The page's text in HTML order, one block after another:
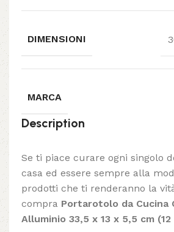
DIMENSIONI
MARCA
Description
Se ti piace curare ogni singolo
casa ed essere sempre alla
prodotti che ti renderanno la
compra Portarotolo da Cucina
Alluminio 33,5 x 13 x 5,5 cm